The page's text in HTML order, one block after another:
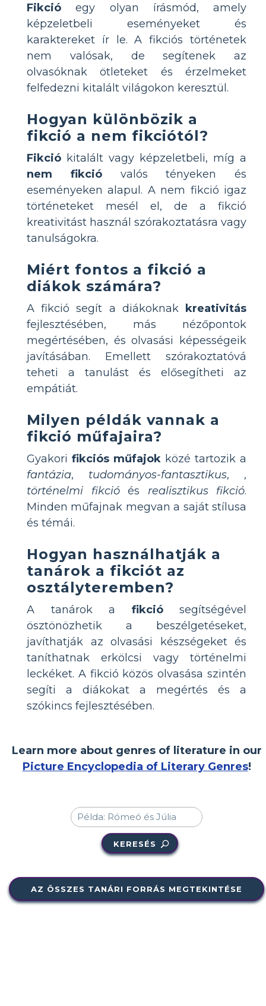
Fikció egy olyan írásmód, amely
képzeletbeli eseményeket és
karaktereket ír le. A fikciós történetek
nem valósak, de segítenek az
olvasóknak ötleteket és érzelmeket
felfedezni kitalált világokon keresztül.
Hogyan különbözik a
fikció a nem fikciótól?
Fikció kitalált vagy képzeletbeli, míg a
nem fikcióvalós tényeken és
eseményeken alapul. A nem fikció igaz
történeteket mesél el, de a fikció
kreativitást használ szórakoztatásra vagy
tanulságokra.
Miért fontos a fikció a
diákok számára?
A fikció segít a diákoknak
kreativitás
fejlesztésében, más nézőpontok
megértésében, és olvasási képességeik
javításában. Emellett szórakoztatóvá
teheti a tanulást és elősegítheti az
empátiát.
Milyen példák vannak a
fikció műfajaira?
Gyakori fikciós műfajok közé tartozik a
fantázia, tudományos-fantasztikus, ,
történelmi fikcióés realisztikus fikció.
Minden műfajnak megvan a saját stílusa
és témái.
Hogyan használhatják a
tanárok a fikciót az
osztályteremben?
A tanárok a fikciósegítségével
ösztönözhetik a beszélgetéseket,
javíthatják az olvasási készségeket és
taníthatnak erkölcsi vagy történelmi
leckéket. A fikció közös olvasása szintén
segíti a diákokat a megértés és a
szókincs fejlesztésében.
Learn more about genres of literature in our
Picture Encyclopedia of Literary Genres!
KERESÉS
AZ ÖSSZES TANÁRI FORRÁS MEGTEKINTÉSE